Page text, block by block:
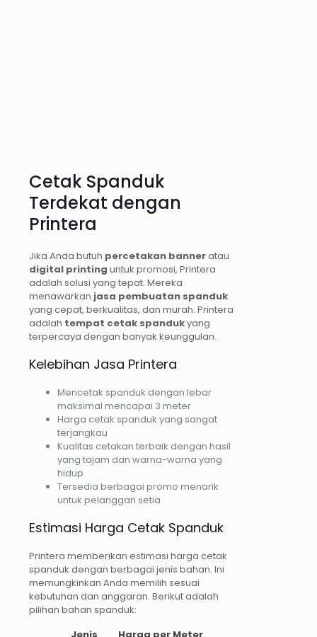
Cetak Spanduk
Terdekat dengan
Printera
Jika Anda butuh percetakan banneratau
digital printing untuk promosi, Printera
adalah solusi yang tepat. Mereka
menawarkan jasa pembuatan spanduk
yang cepat, berkualitas, dan murah. Printera
adalah tempat cetak spandukyang
terpercaya dengan banyak keunggulan.
Kelebihan Jasa Printera
Mencetak spanduk dengan lebar
maksimal mencapai 3 meter
Harga cetak spanduk yang sangat
terjangkau
Kualitas cetakan terbaik dengan hasil
yang tajam dan warna-warna yang
hidup
Tersedia berbagai promo menarik
untuk pelanggan setia
Estimasi Harga Cetak Spanduk
Printera memberikan estimasi harga cetak
spanduk dengan berbagai jenis bahan. Ini
memungkinkan Anda memilih sesuai
kebutuhan dan anggaran. Berikut adalah
pilihan bahan spanduk:
Jenis
Harga per Meter